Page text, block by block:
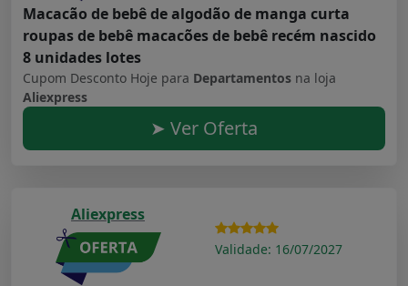
Macacão de bebê de algodão de manga curta
roupas de bebê macacões de bebê recém nascido
8 unidades lotes
Cupom Desconto Hoje para Departamentos na loja
Aliexpress
➤ Ver Oferta
Aliexpress
Validade: 16/07/2027